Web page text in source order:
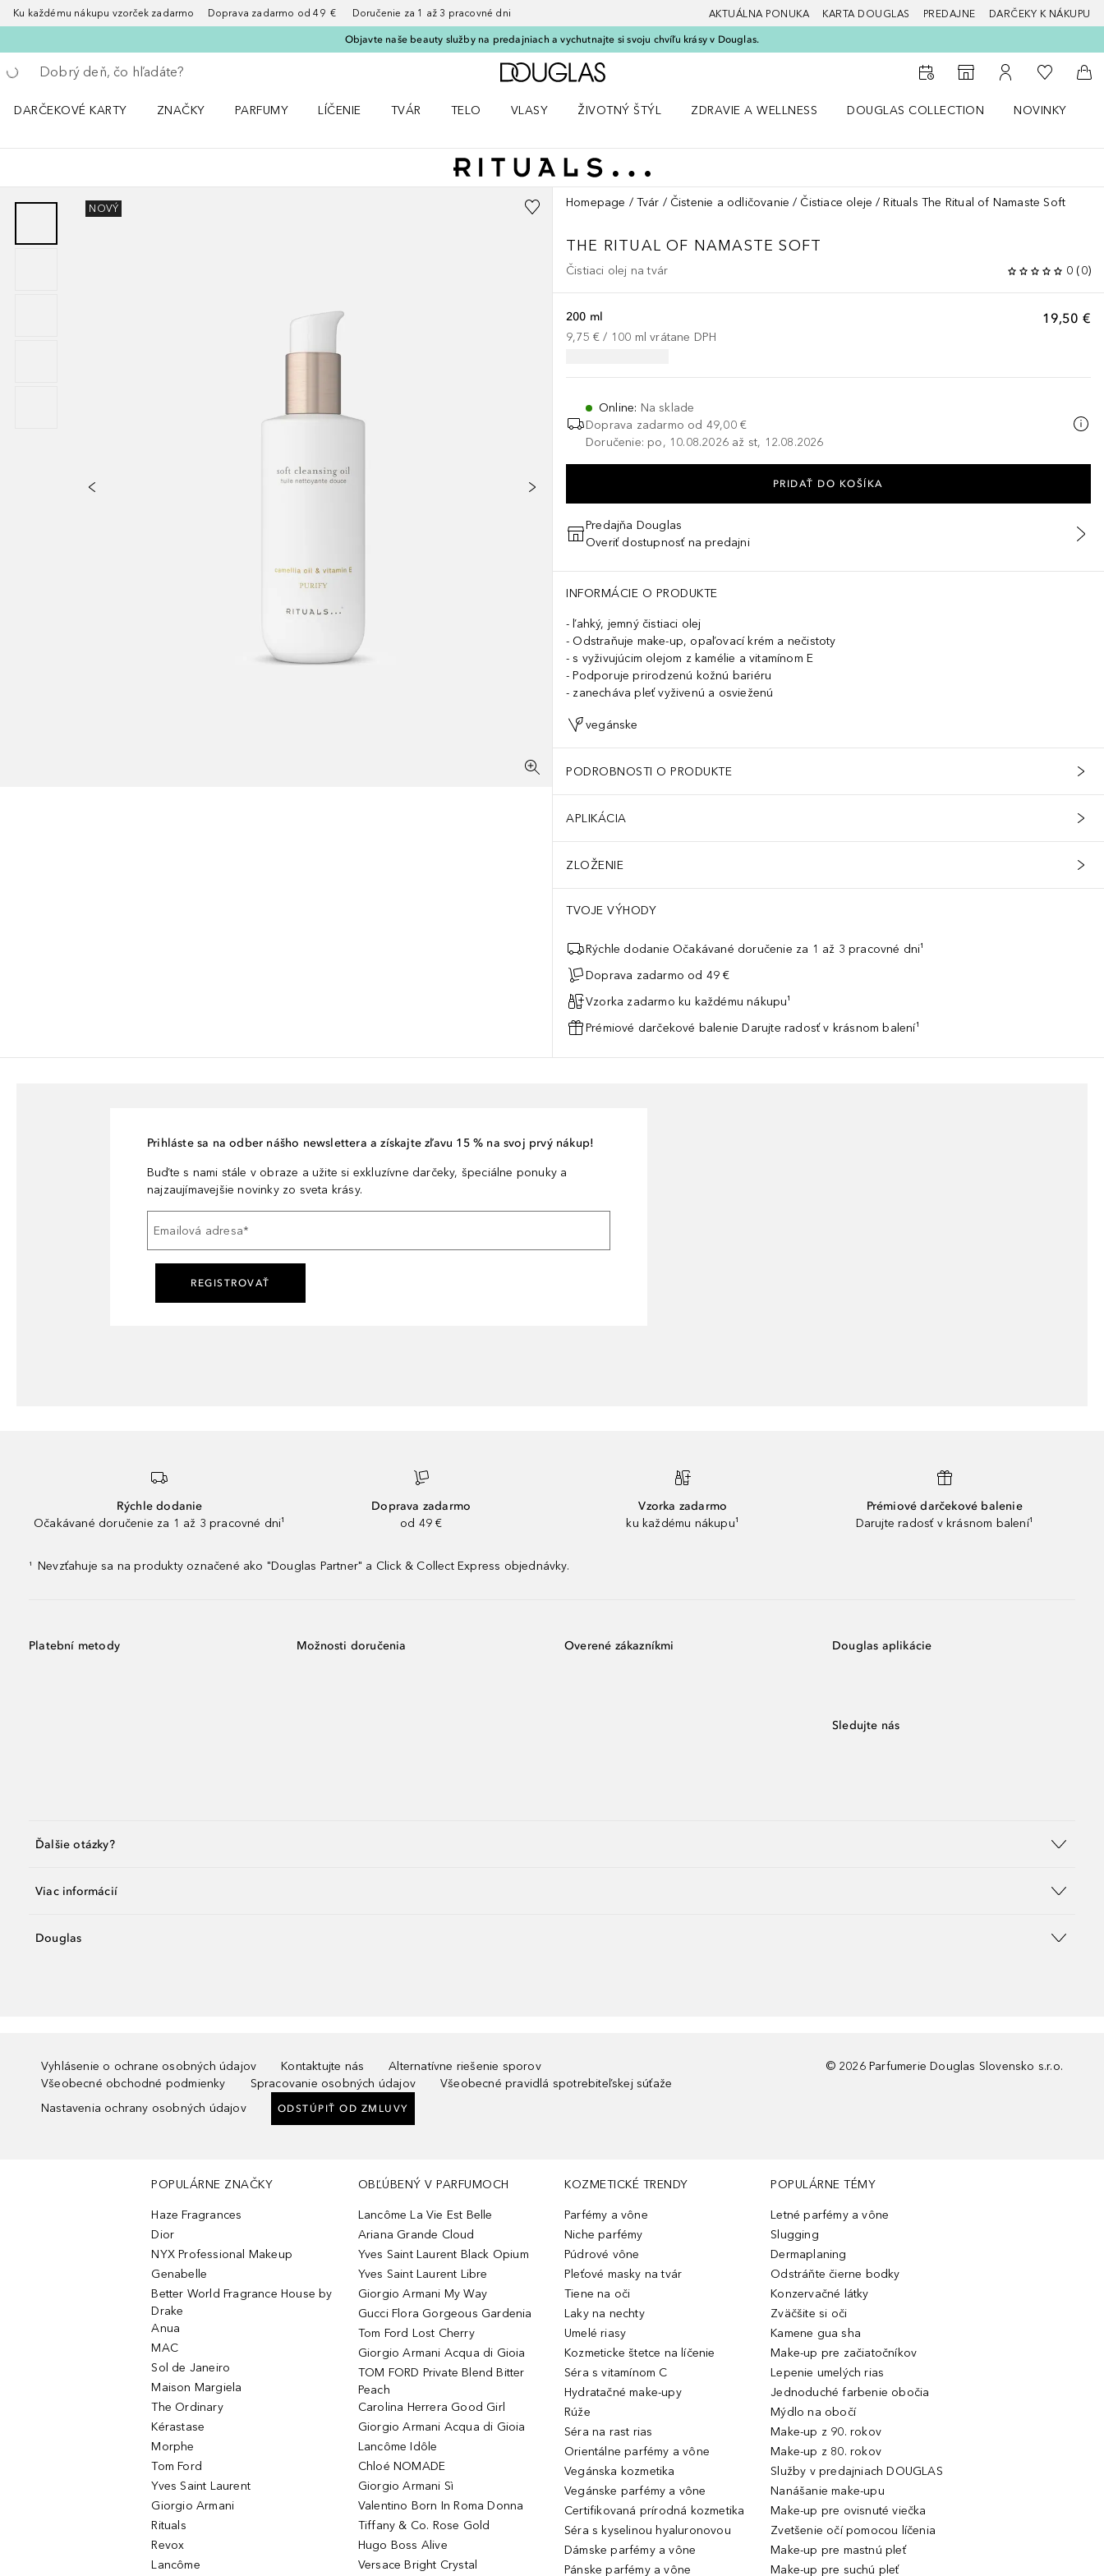
Ku každému nákupu vzorček zadarmo Doprava zadarmo od 49 € Doručenie za 1 až 3 pracovné dni AKTUÁLNA PONUKA KARTA DOUGLAS PREDAJNE DARČEKY K NÁKUPU
Objavte naše beauty služby na predajniach a vychutnajte si svoju chvíľu krásy v Douglas.
Choď späť
Vykonajte vyhľadávanie
Domov
Do vyhľadávača predajní
Do môjho účtu
Do môjho
Do
DARČEKOVÉ KARTY
ZNAČKY
PARFUMY
LÍČENIE
TVÁR
TELO
VLASY
ŽIVOTNÝ ŠTÝL
ZDRAVIE A WELLNESS
DOUGLAS COLLECTION
NOVINKY
NOVÝ Homepage Tvár Čistenie a odličovanie Čistiace oleje Rituals The Ritual of Namaste Soft
THE RITUAL OF NAMASTE SOFT
Čistiaci olej na tvár 0 (0)
19,50 €
200 ml
9,75 € / 100 ml vrátane DPH
Online: Na sklade
Doprava zadarmo od 49,00 €
Doručenie: po, 10.08.2026 až st, 12.08.2026
PRIDAŤ DO KOŠÍKA
Predajňa Douglas
Overiť dostupnosť na predajni
INFORMÁCIE O PRODUKTE
ľahký, jemný čistiaci olej
Odstraňuje make-up, opaľovací krém a nečistoty
s vyživujúcim olejom z kamélie a vitamínom E
Podporuje prirodzenú kožnú bariéru
zanecháva pleť vyživenú a osvieženú
vegánske
PODROBNOSTI O PRODUKTE
APLIKÁCIA
ZLOŽENIE
TVOJE VÝHODY
Rýchle dodanie Očakávané doručenie za 1 až 3 pracovné dni¹
Doprava zadarmo od 49 €
Vzorka zadarmo ku každému nákupu¹
Prémiové darčekové balenie Darujte radosť v krásnom balení¹
Prihláste sa na odber nášho newslettera a získajte zľavu 15 % na svoj prvý nákup!
Buďte s nami stále v obraze a užite si exkluzívne darčeky, špeciálne ponuky a
najzaujímavejšie novinky zo sveta krásy.
Emailová adresa*
REGISTROVAŤ
Rýchle dodanie
Očakávané doručenie za 1 až 3 pracovné dni¹
Doprava zadarmo
od 49 €
Vzorka zadarmo
ku každému nákupu¹
Prémiové darčekové balenie
Darujte radosť v krásnom balení¹
¹ Nevzťahuje sa na produkty označené ako "Douglas Partner" a Click & Collect Express objednávky.
Platební metody Možnosti doručenia Overené zákazníkmi Douglas aplikácie
Sledujte nás
Ďalšie otázky?
Viac informácií
Douglas
Vyhlásenie o ochrane osobných údajov Kontaktujte nás
Alternatívne riešenie sporov
Všeobecné obchodné podmienky
Spracovanie osobných údajov
Všeobecné pravidlá spotrebiteľskej súťaže
Nastavenia ochrany osobných údajov
ODSTÚPIŤ OD ZMLUVY
© 2026 Parfumerie Douglas Slovensko s.r.o.
POPULÁRNE ZNAČKY
Haze Fragrances
Dior
NYX Professional Makeup
Genabelle
Better World Fragrance House by
Drake
Anua
MAC
Sol de Janeiro
Maison Margiela
The Ordinary
Kérastase
Morphe
Tom Ford
Yves Saint Laurent
Giorgio Armani
Rituals
Revox
Lancôme
OBĽÚBENÝ V PARFUMOCH
Lancôme La Vie Est Belle
Ariana Grande Cloud
Yves Saint Laurent Black Opium
Yves Saint Laurent Libre
Giorgio Armani My Way
Gucci Flora Gorgeous Gardenia
Tom Ford Lost Cherry
Giorgio Armani Acqua di Gioia
TOM FORD Private Blend Bitter
Peach
Carolina Herrera Good Girl
Giorgio Armani Acqua di Gioia
Lancôme Idôle
Chloé NOMADE
Giorgio Armani Sì
Valentino Born In Roma Donna
Tiffany & Co. Rose Gold
Hugo Boss Alive
Versace Bright Crystal
KOZMETICKÉ TRENDY
Parfémy a vône
Niche parfémy
Púdrové vône
Pleťové masky na tvár
Tiene na oči
Laky na nechty
Umelé riasy
Kozmeticke štetce na líčenie
Séra s vitamínom C
Hydratačné make-upy
Rúže
Séra na rast rias
Orientálne parfémy a vône
Vegánska kozmetika
Vegánske parfémy a vône
Certifikovaná prírodná kozmetika
Séra s kyselinou hyaluronovou
Dámske parfémy a vône
Pánske parfémy a vône
POPULÁRNE TÉMY
Letné parfémy a vône
Slugging
Dermaplaning
Odstráňte čierne bodky
Konzervačné látky
Zväčšite si oči
Kamene gua sha
Make-up pre začiatočníkov
Lepenie umelých rias
Jednoduché farbenie obočia
Mýdlo na obočí
Make-up z 90. rokov
Make-up z 80. rokov
Služby v predajniach DOUGLAS
Nanášanie make-upu
Make-up pre ovisnuté viečka
Zvetšenie očí pomocou líčenia
Make-up pre mastnú pleť
Make-up pre suchú pleť